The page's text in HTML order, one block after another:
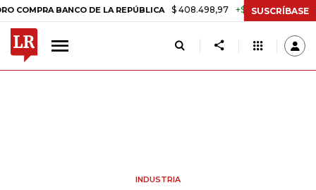
BANCO DE LA REPÚBLICA $ 408.498,97 +$ 8.753,81 +2,19%
SUSCRÍBASE
INDUSTRIA